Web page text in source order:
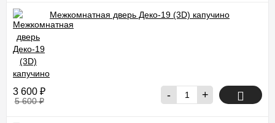
Межкомнатная дверь Деко-19 (3D) капучино
3 600 ₽
5 600₽ - +